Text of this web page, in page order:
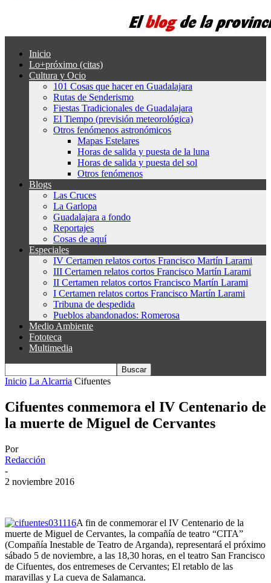
Inicio
Lo+próximo (citas)
Cultura y Ocio
101 Cosas que hacer en Guadalajara
Rutas de Senderismo
Fiestas Tradicionales de Guadalajara
El Tiempo (previsión meteorológica)
Otros fenómenos astronómicos
Mapas Estelares
Horas de salida y puesta de la luna
Horas de salida y puesta del sol
Otros fenómenos
Blogs
Las Cruces
La Garlopa
Guadalajara a fondo
Reportajes
Cosas de aquí
Especiales
IV Certamen relatos cortos Francisco Martín Larami
III Certamen relatos cortos Francisco Martín Larami
II Certamen relatos cortos Francisco Martín Larami
I Certamen relatos cortos Francisco Martín Larami
Tribuna de despedida
Pueblos abandonados: Romerosa
Medio Ambiente
Fototeca
Multimedia
Inicio La Alcarria Cifuentes
Cifuentes conmemora el IV Centenario de
la muerte de Miguel de Cervantes
Por
Redacción
-
2 noviembre 2016
A fin de conmemorar el IV Centenario de la
muerte de Miguel de Cervantes, la compañía de teatro “CITA”
(Compañía Inestable de Teatro de Arganda), representará el próximo
sábado 5 de noviembre, a las 18,30 horas, en el teatro San Francisco
de Cifuentes, dos entremeses de Cervantes; El retablo de las
maravillas y La cueva de Salamanca.